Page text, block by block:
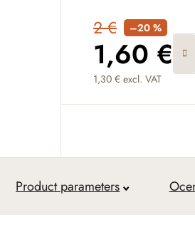
2 € –20 %
1,60 €
1,30 € excl. VAT
Measure price:
Product parameters